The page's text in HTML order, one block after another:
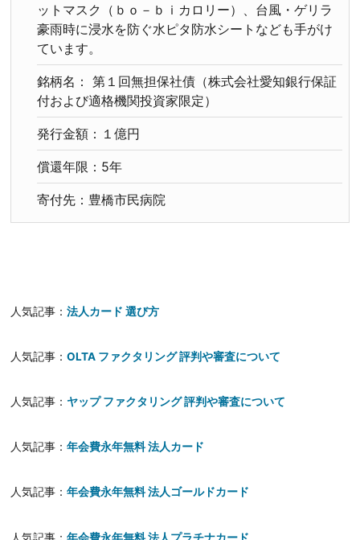
ットマスク（ｂｏ－ｂｉカロリー）、台風・ゲリラ
豪雨時に浸水を防ぐ水ピタ防水シートなども手がけ
ています。
銘柄名： 第１回無担保社債（株式会社愛知銀行保証
付および適格機関投資家限定）
発行金額：１億円
償還年限：5年
寄付先：豊橋市民病院
人気記事：法人カード 選び方
人気記事：OLTA ファクタリング 評判や審査について
人気記事： ヤップ ファクタリング 評判や審査について
人気記事：年会費永年無料 法人カード
人気記事：年会費永年無料 法人ゴールドカード
人気記事：年会費永年無料 法人プラチナカード